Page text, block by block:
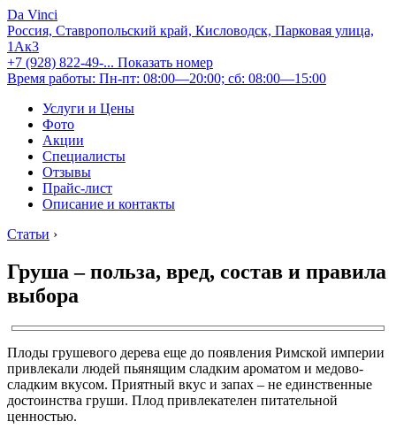
Da Vinci
Россия, Ставропольский край, Кисловодск, Парковая улица,
1Ак3
+7 (928) 822-49-... Показать номер
Время работы: Пн-пт: 08:00—20:00; сб: 08:00—15:00
Услуги и Цены
Фото
Акции
Специалисты
Отзывы
Прайс-лист
Описание и контакты
Статьи ›
Груша – польза, вред, состав и правила
выбора
Плоды грушевого дерева еще до появления Римской империи
привлекали людей пьянящим сладким ароматом и медово-
сладким вкусом. Приятный вкус и запах – не единственные
достоинства груши. Плод привлекателен питательной
ценностью.